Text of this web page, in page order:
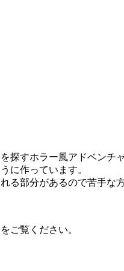
探すホラー風アドベンチ
に作っています。
る部分があるので苦手な
ご覧ください。